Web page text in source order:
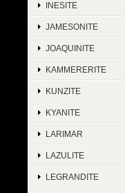
INESITE
JAMESONITE
JOAQUINITE
KAMMERERITE
KUNZITE
KYANITE
LARIMAR
LAZULITE
LEGRANDITE